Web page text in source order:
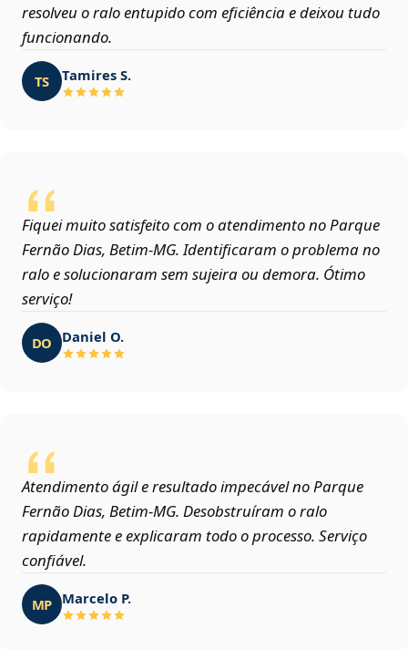
resolveu o ralo entupido com eficiência e deixou tudo
funcionando.
TS Tamires S.
Fiquei muito satisfeito com o atendimento no Parque
Fernão Dias, Betim‑MG. Identificaram o problema no
ralo e solucionaram sem sujeira ou demora. Ótimo
serviço!
DO Daniel O.
Atendimento ágil e resultado impecável no Parque
Fernão Dias, Betim‑MG. Desobstruíram o ralo
rapidamente e explicaram todo o processo. Serviço
confiável.
MP Marcelo P.